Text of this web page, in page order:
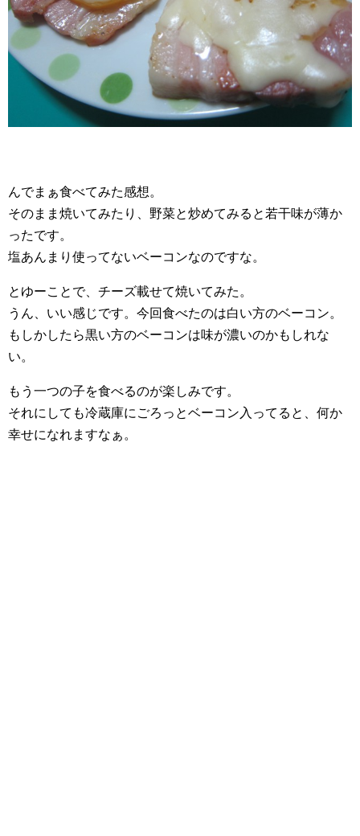
んでまぁ食べてみた感想。
そのまま焼いてみたり、野菜と炒めてみると若干味が薄か
ったです。
塩あんまり使ってないベーコンなのですな。
とゆーことで、チーズ載せて焼いてみた。
うん、いい感じです。今回食べたのは白い方のベーコン。
もしかしたら黒い方のベーコンは味が濃いのかもしれな
い。
もう一つの子を食べるのが楽しみです。
それにしても冷蔵庫にごろっとベーコン入ってると、何か
幸せになれますなぁ。